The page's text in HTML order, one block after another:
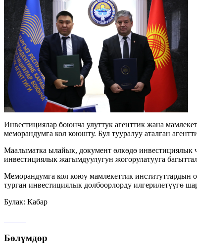
Инвестициялар боюнча улуттук агенттик жана
меморандумга кол коюшту. Бул тууралуу аталган
Маалыматка ылайык, документ өлкөдө инвестициялык
инвестициялык жагымдуулугун жогорулатууга
Меморандумга кол коюу мамлекеттик институттардын
турган инвестициялык долбоорлорду илгерилетүүгө
Булак: Кабар
Бөлүмдөр